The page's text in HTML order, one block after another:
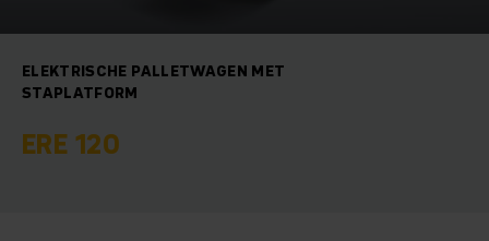
ELEKTRISCHE PALLETWAGEN MET
STAPLATFORM
ERE 120